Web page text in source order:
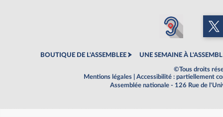
BOUTIQUE DE L'ASSEMBLEE UNE SEMAINE À
©Tous droits
Mentions légales
Accessibilité : partiellement
Assemblée nationale - 126 Rue de